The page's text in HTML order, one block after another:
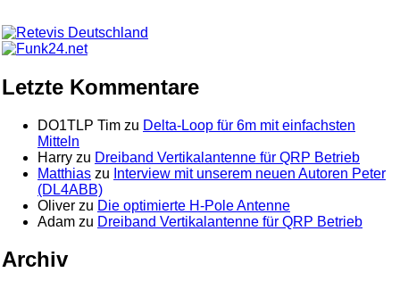
Letzte Kommentare
DO1TLP Tim zu Delta-Loop für 6m mit einfachsten
Mitteln
Harry zu Dreiband Vertikalantenne für QRP Betrieb
Matthias zu Interview mit unserem neuen Autoren Peter
(DL4ABB)
Oliver zu Die optimierte H-Pole Antenne
Adam zu Dreiband Vertikalantenne für QRP Betrieb
Archiv